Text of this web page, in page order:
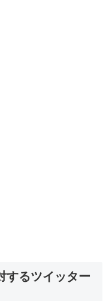
するツイッター